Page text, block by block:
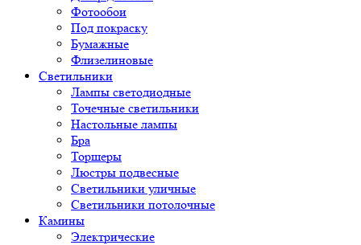
Фотообои
Под покраску
Бумажные
Флизелиновые
Светильники
Лампы светодиодные
Точечные светильники
Настольные лампы
Бра
Торшеры
Люстры подвесные
Светильники уличные
Светильники потолочные
Камины
Электрические